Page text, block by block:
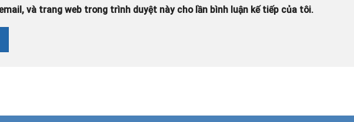
và trang web trong trình duyệt này cho lần bình luận kế tiếp của tôi.